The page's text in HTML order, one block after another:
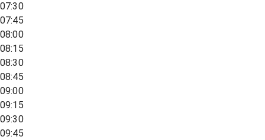
07:30
07:45
08:00
08:15
08:30
08:45
09:00
09:15
09:30
09:45